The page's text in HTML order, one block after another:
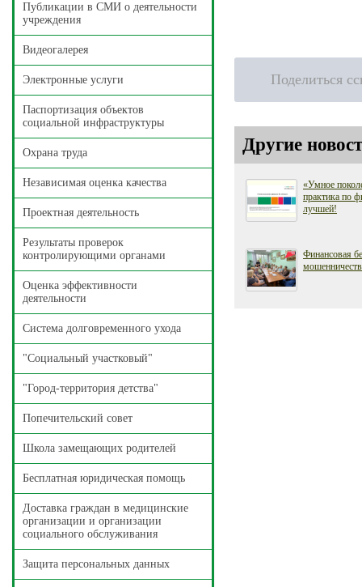
Публикации в СМИ о деятельности
учреждения
Видеогалерея
Электронные услуги
Паспортизация объектов
социальной инфраструктуры
Охрана труда
Независимая оценка качества
Проектная деятельность
Результаты проверок
контролирующими органами
Оценка эффективности
деятельности
Система долговременного ухода
"Социальный участковый"
"Город-территория детства"
Попечительский совет
Школа замещающих родителей
Бесплатная юридическая помощь
Доставка граждан в медицинские
организации и организации
социального обслуживания
Защита персональных данных
Поделиться
Другие
«Умное
практика по
лучшей!
Финансовая